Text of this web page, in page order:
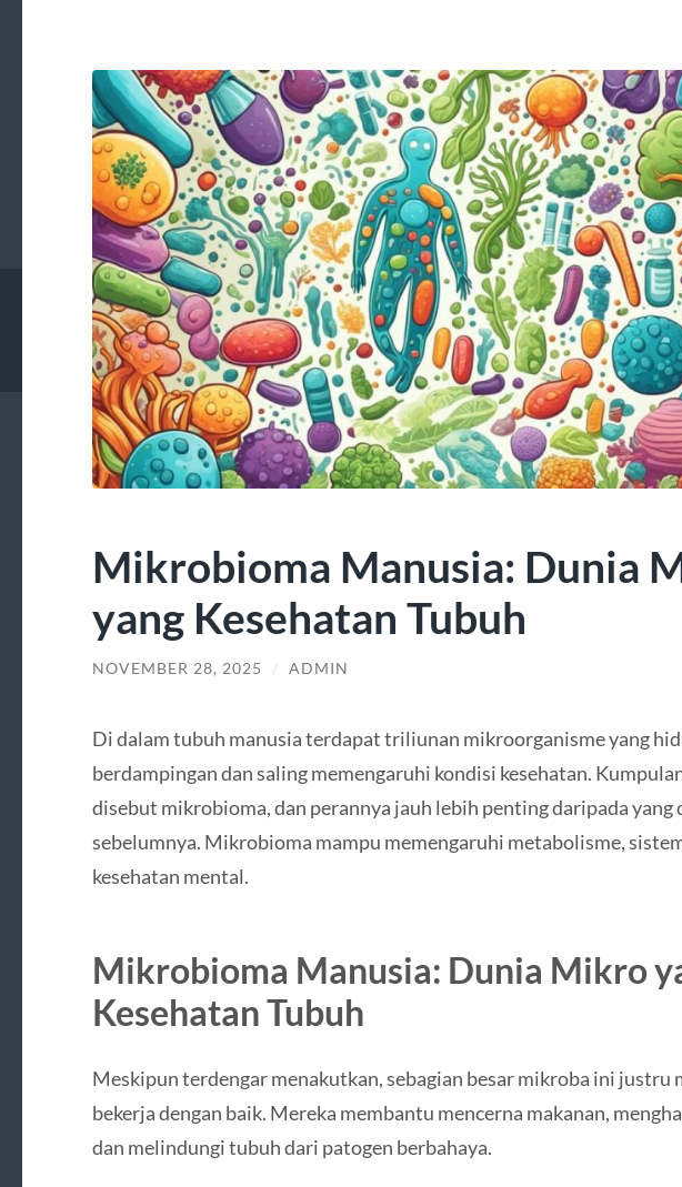
Mikrobioma Manusia: Dunia
yang Kesehatan Tubuh
NOVEMBER 28, 2025 / ADMIN
Di dalam tubuh manusia terdapat triliunan mikroorganisme yang
berdampingan dan saling memengaruhi kondisi kesehatan.
disebut mikrobioma, dan perannya jauh lebih penting daripada yang
sebelumnya. Mikrobioma mampu memengaruhi metabolisme,
kesehatan mental.
Mikrobioma Manusia: Dunia Mikro
Kesehatan Tubuh
Meskipun terdengar menakutkan, sebagian besar mikroba ini justru
bekerja dengan baik. Mereka membantu mencerna makanan,
dan melindungi tubuh dari patogen berbahaya.